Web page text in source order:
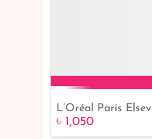
L’Oréal Paris
৳ 1,050